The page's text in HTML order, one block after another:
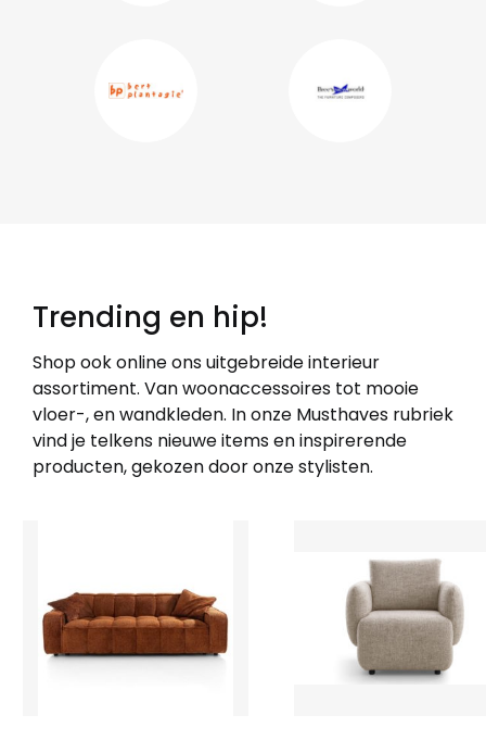
Trending en hip!
Shop ook online ons uitgebreide interieur
assortiment. Van woonaccessoires tot mooie
vloer-, en wandkleden. In onze Musthaves rubriek
vind je telkens nieuwe items en inspirerende
producten, gekozen door onze stylisten.